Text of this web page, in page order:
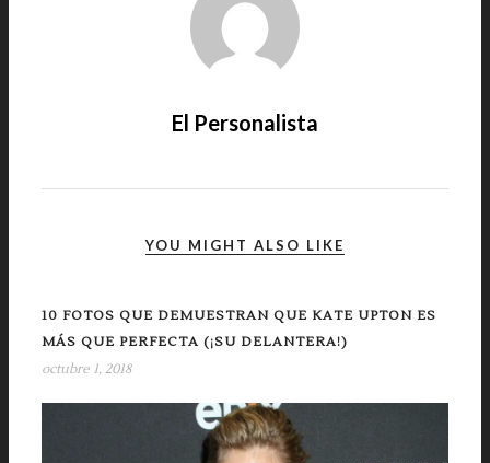
El Personalista
YOU MIGHT ALSO LIKE
10 FOTOS QUE DEMUESTRAN QUE KATE UPTON ES
MÁS QUE PERFECTA (¡SU DELANTERA!)
octubre 1, 2018